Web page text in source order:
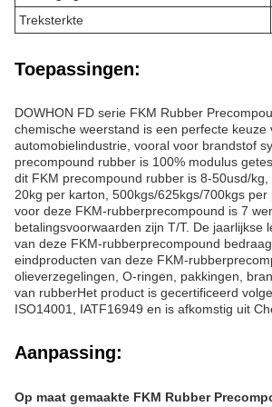
Treksterkte
Toepassingen:
DOWHON FD serie FKM Rubber
chemische weerstand is een perfecte keuze
automobielindustrie, vooral voor brandstof
precompound rubber is 100% modulus
dit FKM precompound rubber is 8-50usd/
20kg per karton, 500kgs/625kgs/700kgs per
voor deze FKM-rubberprecompound is 7
betalingsvoorwaarden zijn T/T. De jaarlijkse
van deze FKM-rubberprecompound
eindproducten van deze FKM-
olieverzegelingen, O-ringen, pakkingen,
van rubberHet product is gecertificeerd
ISO14001, IATF16949 en is afkomstig uit
Aanpassing:
Op maat gemaakte FKM Rubber